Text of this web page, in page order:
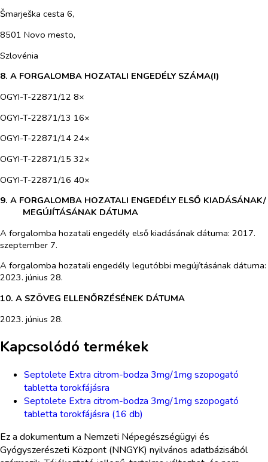
Šmarješka cesta 6,
8501 Novo mesto,
Szlovénia
8. A FORGALOMBA HOZATALI ENGEDÉLY SZÁMA(I)
OGYI-T-22871/12 8×
OGYI-T-22871/13 16×
OGYI-T-22871/14 24×
OGYI-T-22871/15 32×
OGYI-T-22871/16 40×
9. A FORGALOMBA HOZATALI ENGEDÉLY ELSŐ KIADÁSÁNAK/
MEGÚJÍTÁSÁNAK DÁTUMA
A forgalomba hozatali engedély első kiadásának dátuma: 2017.
szeptember 7.
A forgalomba hozatali engedély legutóbbi megújításának dátuma:
2023. június 28.
10. A SZÖVEG ELLENŐRZÉSÉNEK DÁTUMA
2023. június 28.
Kapcsolódó termékek
Septolete Extra citrom-bodza 3mg/1mg szopogató
tabletta torokfájásra
Septolete Extra citrom-bodza 3mg/1mg szopogató
tabletta torokfájásra (16 db)
Ez a dokumentum a Nemzeti Népegészségügyi és
Gyógyszerészeti Központ (NNGYK) nyilvános adatbázisából